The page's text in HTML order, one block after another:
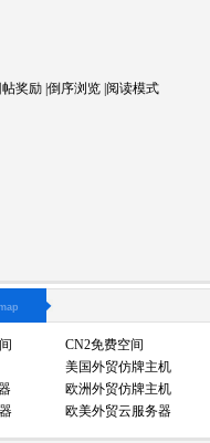
倒序浏览 阅读模式
CN2免费空间
美国外贸仿牌主机
欧洲外贸仿牌主机
欧美外贸云服务器